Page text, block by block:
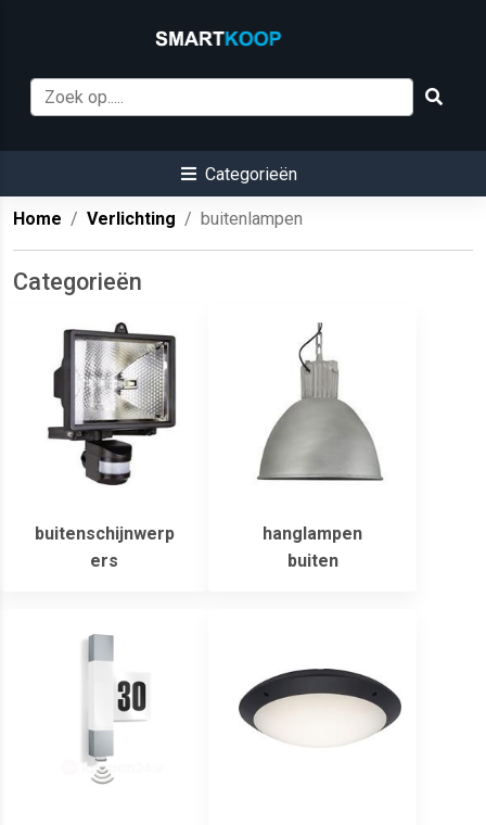
Categorieën
Home Verlichting buitenlampen
Categorieën
buitenschijnwerp
ers
hanglampen
buiten